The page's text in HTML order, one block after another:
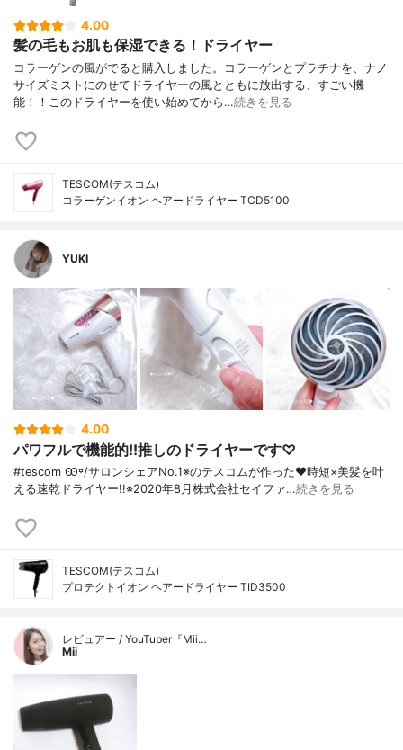
4.00
髪の毛もお肌も保湿できる！ドライヤー
コラーゲンの風がでると購入しました。コラーゲンとプラチナを、ナノ
サイズミストにのせてドライヤーの風とともに放出する、すごい機
能！！このドライヤーを使い始めてから…続きを見る
TESCOM(テスコム)
コラーゲンイオン ヘアードライヤー TCD5100
YUKI
4.00
パワフルで機能的!!推しのドライヤーです♡
#tescom Ꙭ꙳/ サロンシェアNo.1※のテスコムが作った♥︎ 時短×美髪を叶
える速乾ドライヤー!! ※2020年8月株式会社セイファ…続きを見る
TESCOM(テスコム)
プロテクトイオン ヘアードライヤー TID3500
レビュアー / YouTuber『Mii…
Mii